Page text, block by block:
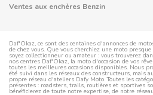
Ventes aux enchères Benzin
Daf'Okaz, ce sont des centaines d'annonces de
de chez vous. Que vous cherchiez une moto
soyez collectionneur ou amateur : vous trouverez
nos centres Daf'Okaz, la moto d'occasion de vos
toutes les meilleures occasions disponibles. Nous
été suivi dans les réseaux des constructeurs, mais
propre réseau d'ateliers Dafy Moto. Toutes les
présentes : roadsters, trails, routières et sportives
bénéficierez de toute notre expertise, de notre